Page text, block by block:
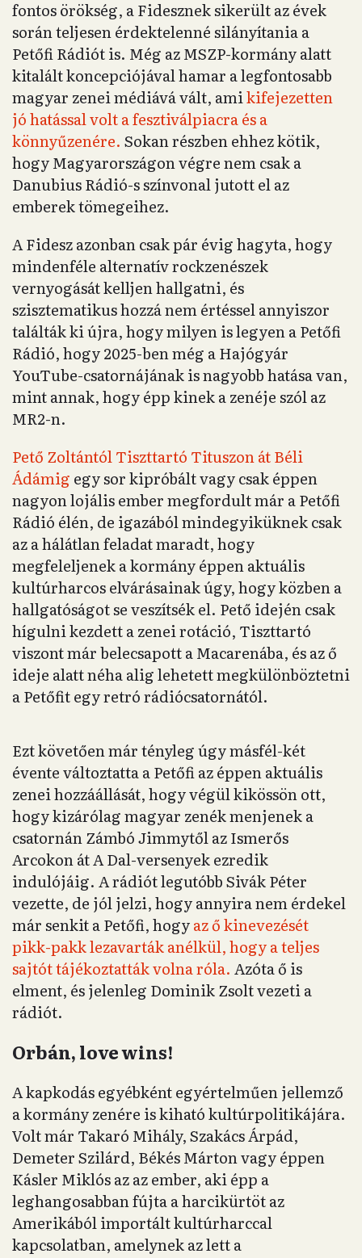
fontos örökség, a Fidesznek sikerült az évek
során teljesen érdektelenné silányítania a
Petőfi Rádiót is. Még az MSZP-kormány alatt
kitalált koncepciójával hamar a legfontosabb
magyar zenei médiává vált, amikifejezetten
jó hatással volt a fesztiválpiacra és a
könnyűzenére. Sokan részben ehhez kötik,
hogy Magyarországon végre nem csak a
Danubius Rádió-s színvonal jutott el az
emberek tömegeihez.
A Fidesz azonban csak pár évig hagyta, hogy
mindenféle alternatív rockzenészek
vernyogását kelljen hallgatni, és
szisztematikus hozzá nem értéssel annyiszor
találták ki újra, hogy milyen is legyen a Petőfi
Rádió, hogy 2025-ben még a Hajógyár
YouTube-csatornájának is nagyobb hatása van,
mint annak, hogy épp kinek a zenéje szól az
MR2-n.
Pető Zoltántól Tiszttartó Tituszon át Béli
Ádámig egy sor kipróbált vagy csak éppen
nagyon lojális ember megfordult már a Petőfi
Rádió élén, de igazából mindegyiküknek csak
az a hálátlan feladat maradt, hogy
megfeleljenek a kormány éppen aktuális
kultúrharcos elvárásainak úgy, hogy közben a
hallgatóságot se veszítsék el. Pető idején csak
hígulni kezdett a zenei rotáció, Tiszttartó
viszont már belecsapott a Macarenába, és az ő
ideje alatt néha alig lehetett megkülönböztetni
a Petőfit egy retró rádiócsatornától.
Ezt követően már tényleg úgy másfél-két
évente változtatta a Petőfi az éppen aktuális
zenei hozzáállását, hogy végül kikössön ott,
hogy kizárólag magyar zenék menjenek a
csatornán Zámbó Jimmytől az Ismerős
Arcokon át A Dal-versenyek ezredik
indulójáig. A rádiót legutóbb Sivák Péter
vezette, de jól jelzi, hogy annyira nem érdekel
már senkit a Petőfi, hogyaz ő kinevezését
pikk-pakk lezavarták anélkül, hogy a teljes
sajtót tájékoztatták volna róla. Azóta ő is
elment, és jelenleg Dominik Zsolt vezeti a
rádiót.
Orbán, love wins!
A kapkodás egyébként egyértelműen jellemző
a kormány zenére is kiható kultúrpolitikájára.
Volt már Takaró Mihály, Szakács Árpád,
Demeter Szilárd, Békés Márton vagy éppen
Kásler Miklós az az ember, aki épp a
leghangosabban fújta a harcikürtöt az
Amerikából importált kultúrharccal
kapcsolatban, amelynek az lett a